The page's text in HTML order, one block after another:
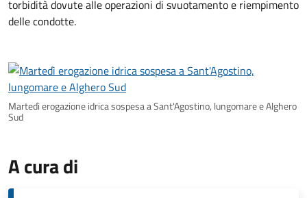
torbidità dovute alle operazioni di svuotamento e riempimento
delle condotte.
Martedì erogazione idrica sospesa a Sant'Agostino, lungomare e Alghero
Sud
A cura di